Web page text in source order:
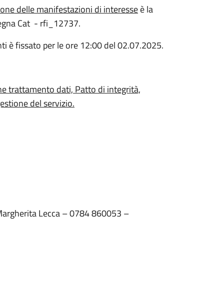
delle manifestazioni di interesseè la
Cat - rfi_12737.
è fissato per le ore 12:00 del 02.07.2025.
trattamento dati, Patto di integrità,
del servizio.
Lecca – 0784 860053 –